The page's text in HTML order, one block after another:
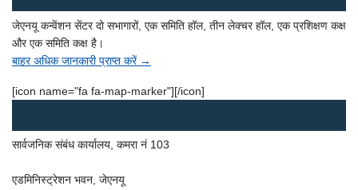
जेएनयू कन्वेंशन सेंटर दो सभागारों, एक समिति हॉल, तीन लेक्चर हॉल, एक प्रशिक्षण कक्ष
और एक समिति कक्ष है।
बाहर अधिक जानकारी प्राप्त करें →
[icon name="fa fa-map-marker"][/icon]
सार्वजनिक संबंध कार्यालय, कमरा नं 103
एडमिनिस्ट्रेशन भवन, जेएनयू